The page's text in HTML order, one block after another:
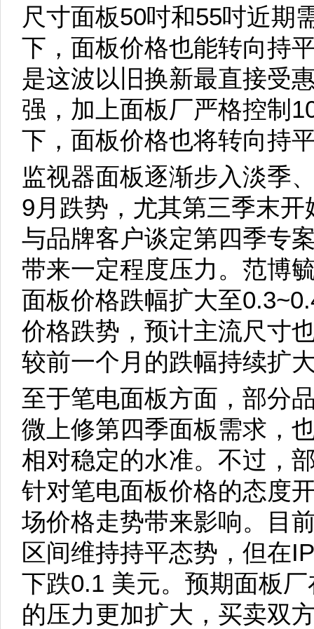
尺寸面板50吋和55吋近期
下，面板价格也能转向持
是这波以旧换新最直接受
强，加上面板厂严格控制
下，面板价格也将转向持
监视器面板逐渐步入淡季
9月跌势，尤其第三季末
与品牌客户谈定第四季专
带来一定程度压力。范博
面板价格跌幅扩大至
价格跌势，预计主流尺寸
较前一个月的跌幅持续扩
至于笔电面板方面，部分
微上修第四季面板需求，
相对稳定的水准。不过，
针对笔电面板价格的态度
场价格走势带来影响。目
区间维持持平态势，但在
下跌0.1 美元。预期面板
的压力更加扩大，买卖双